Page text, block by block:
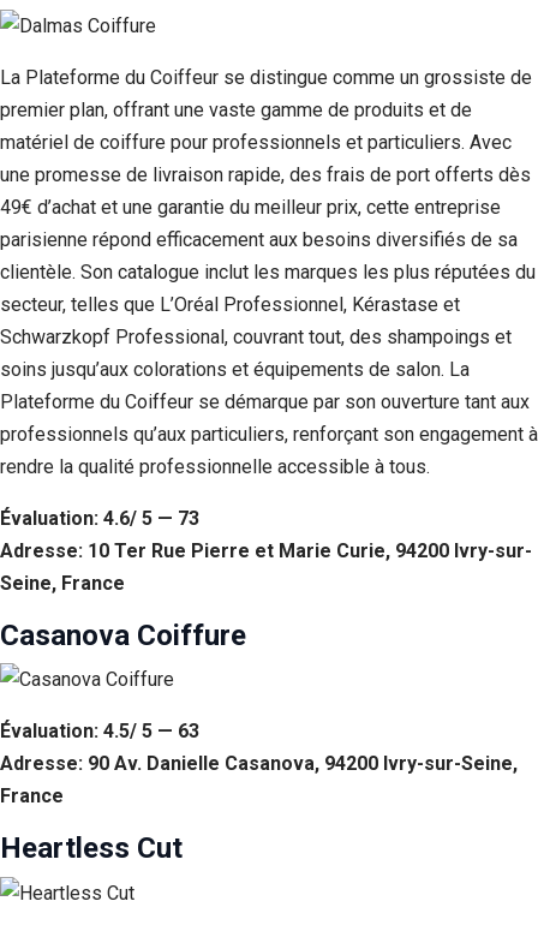
La Plateforme du Coiffeur se distingue comme un grossiste de
premier plan, offrant une vaste gamme de produits et de
matériel de coiffure pour professionnels et particuliers. Avec
une promesse de livraison rapide, des frais de port offerts dès
49€ d’achat et une garantie du meilleur prix, cette entreprise
parisienne répond efficacement aux besoins diversifiés de sa
clientèle. Son catalogue inclut les marques les plus réputées du
secteur, telles que L’Oréal Professionnel, Kérastase et
Schwarzkopf Professional, couvrant tout, des shampoings et
soins jusqu’aux colorations et équipements de salon. La
Plateforme du Coiffeur se démarque par son ouverture tant aux
professionnels qu’aux particuliers, renforçant son engagement à
rendre la qualité professionnelle accessible à tous.
Évaluation: 4.6/ 5 — 73
Adresse: 10 Ter Rue Pierre et Marie Curie, 94200 Ivry-sur-
Seine, France
Casanova Coiffure
Évaluation: 4.5/ 5 — 63
Adresse: 90 Av. Danielle Casanova, 94200 Ivry-sur-Seine,
France
Heartless Cut